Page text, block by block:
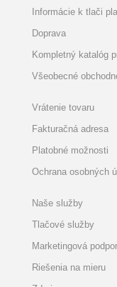
Informácie k tlači
Doprava
Kompletný katalóg
Všeobecné
Vrátenie tovaru
Fakturačná adresa
Platobné možnosti
Ochrana osobných
Naše služby
Tlačové služby
Marketingová
Riešenia na mieru